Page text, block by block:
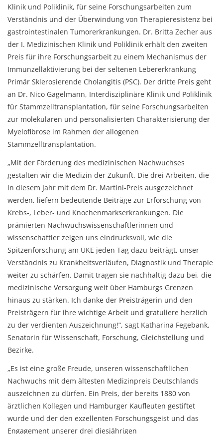
Klinik und Poliklinik, für seine Forschungsarbeiten zum
Verständnis und der Überwindung von Therapieresistenz bei
gastrointestinalen Tumorerkrankungen. Dr. Britta Zecher aus
der I. Medizinischen Klinik und Poliklinik erhält den zweiten
Preis für ihre Forschungsarbeit zu einem Mechanismus der
Immunzellaktivierung bei der seltenen Lebererkrankung
Primär Sklerosierende Cholangitis (PSC). Der dritte Preis geht
an Dr. Nico Gagelmann, Interdisziplinäre Klinik und Poliklinik
für Stammzelltransplantation, für seine Forschungsarbeiten
zur molekularen und personalisierten Charakterisierung der
Myelofibrose im Rahmen der allogenen
Stammzelltransplantation.
„Mit der Förderung des medizinischen Nachwuchses
gestalten wir die Medizin der Zukunft. Die drei Arbeiten, die
in diesem Jahr mit dem Dr. Martini-Preis ausgezeichnet
werden, liefern bedeutende Beiträge zur Erforschung von
Krebs-, Leber- und Knochenmarkserkrankungen. Die
prämierten Nachwuchswissenschaftlerinnen und -
wissenschaftler zeigen uns eindrucksvoll, wie die
Spitzenforschung am UKE jeden Tag dazu beiträgt, unser
Verständnis zu Krankheitsverläufen, Diagnostik und Therapie
weiter zu schärfen. Damit tragen sie nachhaltig dazu bei, die
medizinische Versorgung weit über Hamburgs Grenzen
hinaus zu stärken. Ich danke der Preisträgerin und den
Preisträgern für ihre wichtige Arbeit und gratuliere herzlich
zu der verdienten Auszeichnung!“, sagt Katharina Fegebank,
Senatorin für Wissenschaft, Forschung, Gleichstellung und
Bezirke.
„Es ist eine große Freude, unseren wissenschaftlichen
Nachwuchs mit dem ältesten Medizinpreis Deutschlands
auszeichnen zu dürfen. Ein Preis, der bereits 1880 von
ärztlichen Kollegen und Hamburger Kaufleuten gestiftet
wurde und der den exzellenten Forschungsgeist und das
Engagement unserer drei diesjährigen